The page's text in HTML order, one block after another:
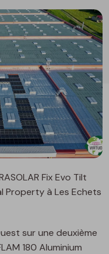
Fix Evo Tilt
Property à Les Echets
sur une deuxième
180 Aluminium